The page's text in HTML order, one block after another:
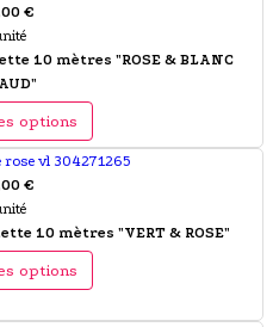
€
10 mètres "ROSE & BLANC
options
€
10 mètres "VERT & ROSE"
options